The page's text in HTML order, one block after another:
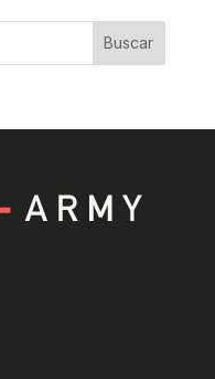
Buscar